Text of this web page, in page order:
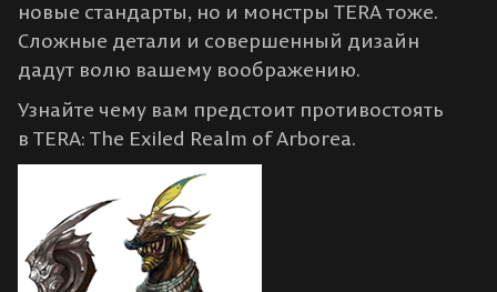
новые стандарты, но и монстры TERA тоже.
Сложные детали и совершенный дизайн
дадут волю вашему воображению.
Узнайте чему вам предстоит противостоять
в TERA: The Exiled Realm of Arborea.